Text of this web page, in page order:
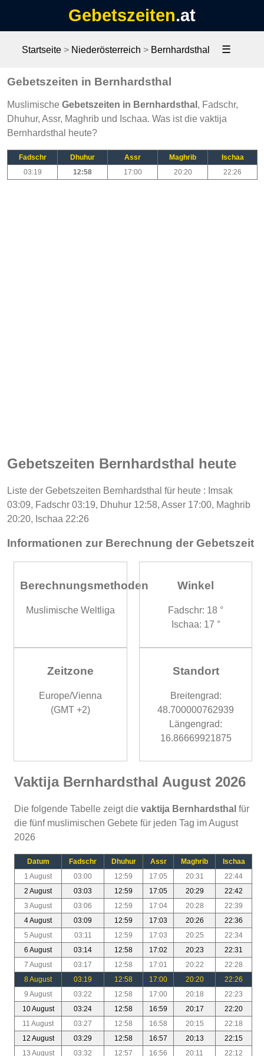
Gebetszeiten.at
Startseite> Niederösterreich > Bernhardsthal ☰
Gebetszeiten in Bernhardsthal
Muslimische Gebetszeiten in Bernhardsthal , Fadschr,
Dhuhur, Assr, Maghrib und Ischaa. Was ist die vaktija
Bernhardsthal heute?
Fadschr Dhuhur Assr Maghrib
Ischaa
03:19
12:58 17:00 20:20 22:26
Gebetszeiten Bernhardsthal heute
Liste der Gebetszeiten Bernhardsthal für heute : Imsak
03:09, Fadschr 03:19, Dhuhur 12:58, Asser 17:00, Maghrib
20:20, Ischaa 22:26
Informationen zur Berechnung der Gebetszeit
Berechnungsmethoden
Muslimische Weltliga
Winkel
Fadschr: 18 °
Ischaa: 17 °
Zeitzone
Europe/Vienna
(GMT +2)
Standort
Breitengrad:
48.700000762939
Längengrad:
16.86669921875
Vaktija Bernhardsthal August 2026
Die folgende Tabelle zeigt die vaktija Bernhardsthal für
die fünf muslimischen Gebete für jeden Tag im August
2026
Datum Fadschr Dhuhur Assr Maghrib
Ischaa
1 August
03:00 12:59 17:05 20:31
22:44
2 August
03:03 12:59 17:05 20:29
22:42
3 August
03:06 12:59 17:04 20:28
22:39
4 August
03:09 12:59 17:03 20:26
22:36
5 August
03:11 12:59 17:03 20:25
22:34
6 August
03:14 12:58 17:02 20:23
22:31
7 August
03:17 12:58 17:01 20:22
22:28
8 August
03:19 12:58 17:00 20:20
22:26
9 August
03:22 12:58 17:00 20:18
22:23
10 August
03:24 12:58 16:59 20:17
22:20
11 August
03:27 12:58 16:58 20:15
22:18
12 August
03:29 12:58 16:57 20:13
22:15
13 August
03:32 12:57 16:56 20:11 22:12